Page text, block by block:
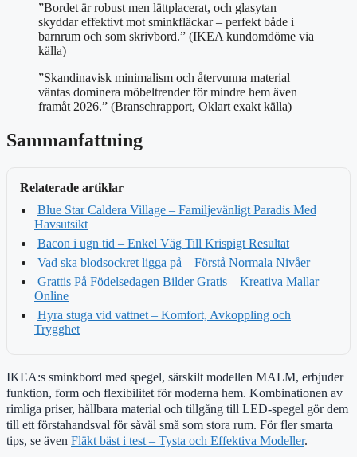
”Bordet är robust men lättplacerat, och glasytan
skyddar effektivt mot sminkfläckar – perfekt både i
barnrum och som skrivbord.” (IKEA kundomdöme via
källa)
”Skandinavisk minimalism och återvunna material
väntas dominera möbeltrender för mindre hem även
framåt 2026.” (Branschrapport, Oklart exakt källa)
Sammanfattning
Relaterade artiklar
Blue Star Caldera Village – Familjevänligt Paradis Med
Havsutsikt
Bacon i ugn tid – Enkel Väg Till Krispigt Resultat
Vad ska blodsockret ligga på – Förstå Normala Nivåer
Grattis På Födelsedagen Bilder Gratis – Kreativa Mallar
Online
Hyra stuga vid vattnet – Komfort, Avkoppling och
Trygghet
IKEA:s sminkbord med spegel, särskilt modellen MALM, erbjuder
funktion, form och flexibilitet för moderna hem. Kombinationen av
rimliga priser, hållbara material och tillgång till LED-spegel gör dem
till ett förstahandsval för såväl små som stora rum. För fler smarta
tips, se även Fläkt bäst i test – Tysta och Effektiva Modeller.